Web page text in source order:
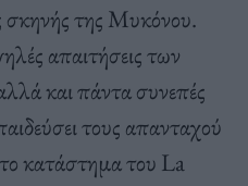
σκηνής της Μυκόνου.
απαιτήσεις των
και πάντα συνεπές
τους απανταχού
κατάστημα του La